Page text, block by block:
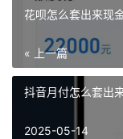
花呗怎么套出来现
« 上一篇
抖音月付怎么套出
2025-05-14